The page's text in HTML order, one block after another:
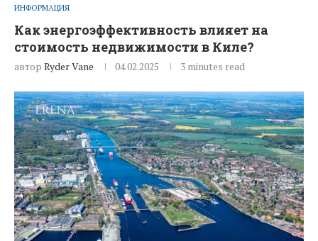
ИНФОРМАЦИЯ
Как энергоэффективность влияет на
стоимость недвижимости в Киле?
автор Ryder Vane 04.02.2025 3 minutes read